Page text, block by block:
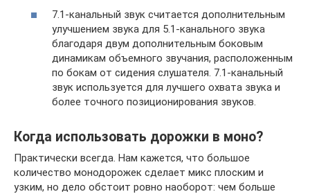
7.1-канальный звук считается дополнительным
улучшением звука для 5.1-канального звука
благодаря двум дополнительным боковым
динамикам объемного звучания, расположенным
по бокам от сидения слушателя. 7.1-канальный
звук используется для лучшего охвата звука и
более точного позиционирования звуков.
Когда использовать дорожки в моно?
Практически всегда. Нам кажется, что большое
количество монодорожек сделает микс плоским и
узким, но дело обстоит ровно наоборот: чем больше